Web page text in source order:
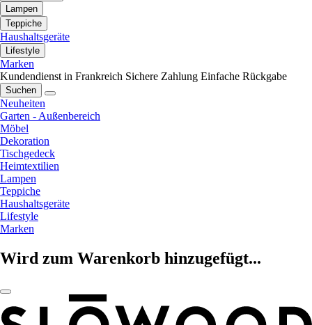
Lampen
Teppiche
Haushaltsgeräte
Lifestyle
Marken
Kundendienst in Frankreich Sichere Zahlung Einfache Rückgabe
Suchen
Neuheiten
Garten - Außenbereich
Möbel
Dekoration
Tischgedeck
Heimtextilien
Lampen
Teppiche
Haushaltsgeräte
Lifestyle
Marken
Wird zum Warenkorb hinzugefügt...